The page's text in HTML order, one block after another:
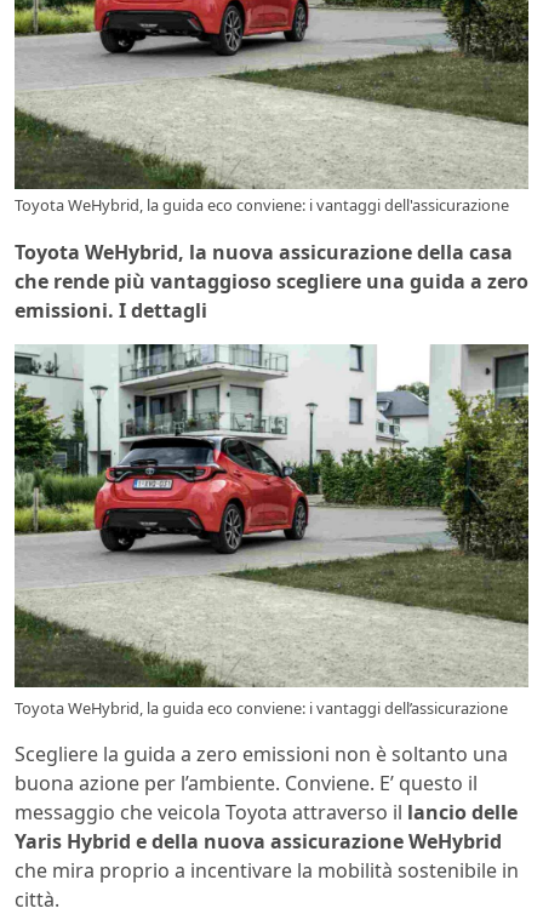
Toyota WeHybrid, la guida eco conviene: i vantaggi dell'assicurazione
Toyota WeHybrid, la nuova assicurazione della casa
che rende più vantaggioso scegliere una guida a zero
emissioni. I dettagli
Toyota WeHybrid, la guida eco conviene: i vantaggi dell’assicurazione
Scegliere la guida a zero emissioni non è soltanto una
buona azione per l’ambiente. Conviene. E’ questo il
messaggio che veicola Toyota attraverso il lancio delle
Yaris Hybrid e della nuova assicurazione WeHybrid
che mira proprio a incentivare la mobilità sostenibile in
città.